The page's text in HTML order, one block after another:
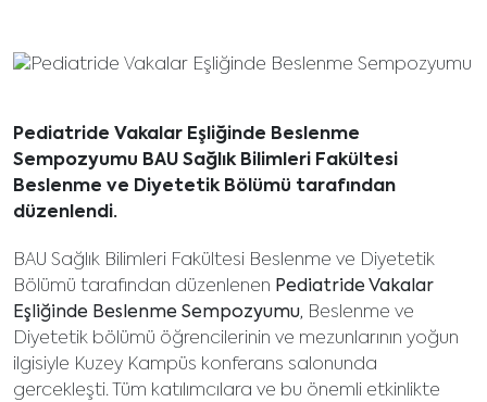
Pediatride Vakalar Eşliğinde Beslenme
Sempozyumu BAU Sağlık Bilimleri Fakültesi
Beslenme ve Diyetetik Bölümü tarafından
düzenlendi.
BAU Sağlık Bilimleri Fakültesi Beslenme ve Diyetetik
Bölümü tarafından düzenlenen Pediatride Vakalar
Eşliğinde Beslenme Sempozyumu, Beslenme ve
Diyetetik bölümü öğrencilerinin ve mezunlarının yoğun
ilgisiyle Kuzey Kampüs konferans salonunda
gercekleşti. Tüm katılımcılara ve bu önemli etkinlikte